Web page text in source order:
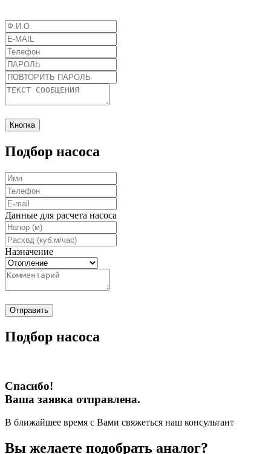
Кнопка
Подбор насоса
Данные для расчета насоса
Назначение
Отправить
Подбор насоса
Спасибо!
Ваша заявка отправлена.
В ближайшее время с Вами свяжеться наш консультант
Вы желаете подобрать аналог?